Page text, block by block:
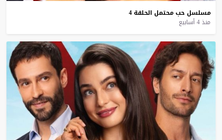
مسلسل حب محتمل الحلقة 4
منذ 4 أسابيع